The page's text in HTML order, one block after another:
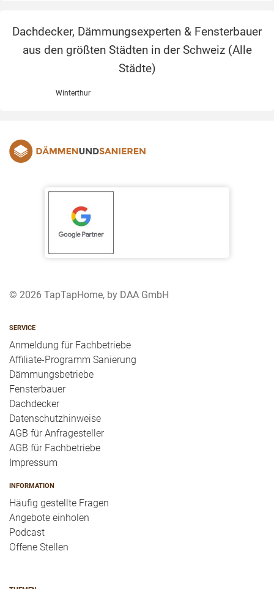
Dachdecker, Dämmungsexperten & Fensterbauer
aus den größten Städten in der Schweiz (Alle
Städte)
Winterthur
© 2026 TapTapHome, by DAA GmbH
SERVICE
Anmeldung für Fachbetriebe
Affiliate-Programm Sanierung
Dämmungsbetriebe
Fensterbauer
Dachdecker
Datenschutzhinweise
AGB für Anfragesteller
AGB für Fachbetriebe
Impressum
INFORMATION
Häufig gestellte Fragen
Angebote einholen
Podcast
Offene Stellen